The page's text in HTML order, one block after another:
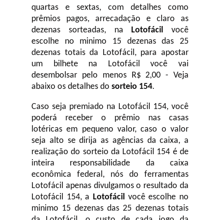
quartas e sextas, com detalhes como
prêmios pagos, arrecadação e claro as
dezenas sorteadas, na Lotofácil você
escolhe no minimo 15 dezenas das 25
dezenas totais da Lotofácil, para apostar
um bilhete na Lotofácil você vai
desembolsar pelo menos R$ 2,00 - Veja
abaixo os detalhes do sorteio 154.
Caso seja premiado na Lotofácil 154, você
poderá receber o prêmio nas casas
lotéricas em pequeno valor, caso o valor
seja alto se dirija as agências da caixa, a
realização do sorteio da Lotofácil 154 é de
inteira responsabilidade da caixa
econômica federal, nós do ferramentas
Lotofácil apenas divulgamos o resultado da
Lotofácil 154, a Lotofácil você escolhe no
minimo 15 dezenas das 25 dezenas totais